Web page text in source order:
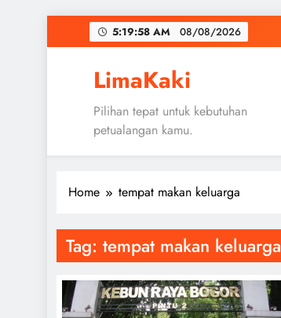
to
5:19:59 AM 08/08/2026
LimaKaki
Pilihan tepat untuk kebutuhan
petualangan kamu.
Home tempat makan keluarga
Tag: tempat makan keluarga